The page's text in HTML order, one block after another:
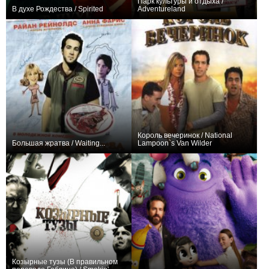
В духе Рождества / Spirited
Adventureland
Большая жратва / Waiting...
Король вечеринок / National
Lampoon`s Van Wilder
Козырные тузы (В правильном